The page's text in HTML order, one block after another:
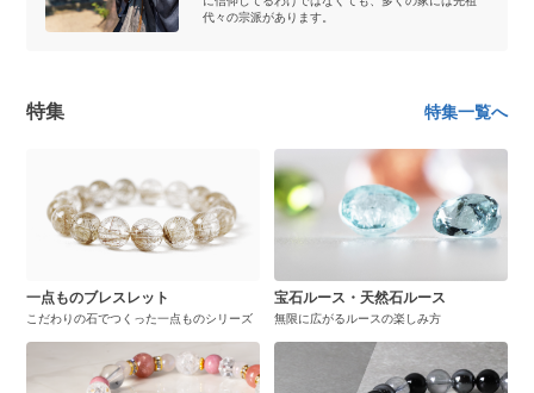
代々の宗派があります。
特集 特集一覧へ
一点ものブレスレット
こだわりの石でつくった一点ものシリーズ
宝石ルース・天然石ルース
無限に広がるルースの楽しみ方